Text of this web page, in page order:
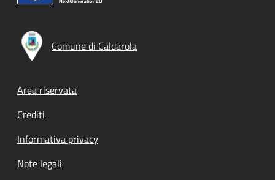
Comune di Caldarola
Footer menu
Area riservata
Crediti
Informativa privacy
Note legali